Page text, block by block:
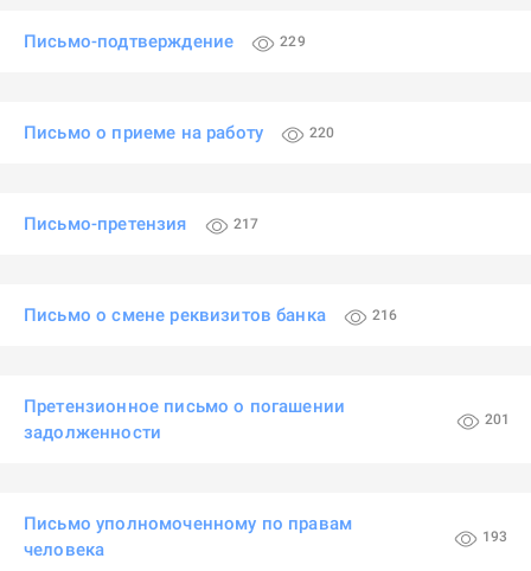
Письмо-подтверждение 229
Письмо о приеме на работу 220
Письмо-претензия 217
Письмо о смене реквизитов банка 216
Претензионное письмо о погашении
задолженности
201
Письмо уполномоченному по правам
человека
193